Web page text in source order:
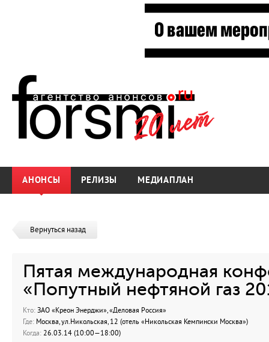
АНОНСЫ РЕЛИЗЫ МЕДИАПЛАН
Вернуться назад
Пятая международная
«Попутный нефтяной газ
Кто: ЗАО «Креон Энерджи», «Деловая Россия»
Где: Москва, ул.Никольская, 12 (отель «Никольская Кемпински Москва»)
Когда: 26.03.14 (10:00—18:00)